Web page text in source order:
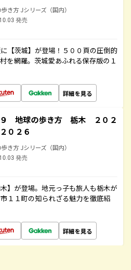
き方 Jシリーズ（国内）
発売
【茨城】が登場！５００頁の圧倒的
を網羅。茨城愛あふれる保存版の１
詳細を見る
９ 地球の歩き方 栃木 ２０２
０２６
き方 Jシリーズ（国内）
発売
】が登場。地元っ子も旅人も栃木が
１１町の知られざる魅力を徹底紹
詳細を見る